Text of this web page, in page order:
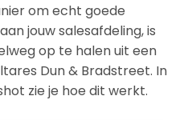
om echt goede
jouw salesafdeling, is
op te halen uit een
Dun & Bradstreet. In
zie je hoe dit werkt.